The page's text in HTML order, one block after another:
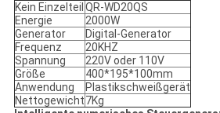
Kein Einzelteil QR-WD20QS
Energie
2000W
Generator
Digital-Generator
Frequenz
20KHZ
Spannung
220V oder 110V
Größe
400*195*100mm
Anwendung
Plastikschweißgerät
Nettogewicht7Kg